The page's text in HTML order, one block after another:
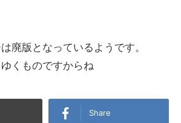
廃版となっているようです。
くものですからね
Share